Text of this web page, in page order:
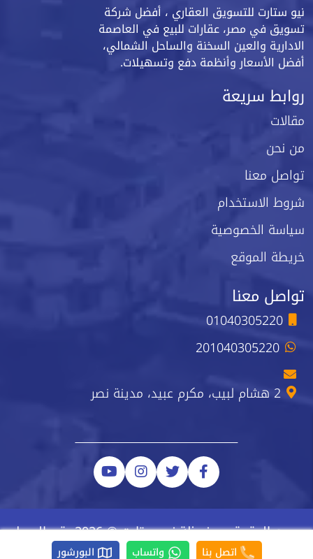
نيو ستارت للتسويق العقاري ، أفضل شركة
تسويق في مصر، عقارات للبيع في العاصمة
الادارية والعين السخنة والساحل الشمالي،
أفضل الأسعار وأنظمة دفع وتسهيلات.
روابط سريعة
مقالات
من نحن
تواصل معنا
شروط الاستخدام
سياسة الخصوصية
خريطة الموقع
تواصل معنا
01040305220
201040305220
2 هشام لبيب، مكرم عبيد، مدينة نصر
جميع الحقوق محفوظة نيو ستارت © 2026 رقم السجل
الضريبي 223-743-723اتصل بنا واتساب البورشور